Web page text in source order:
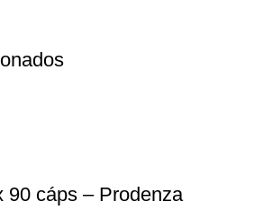
90 cáps – Prodenza